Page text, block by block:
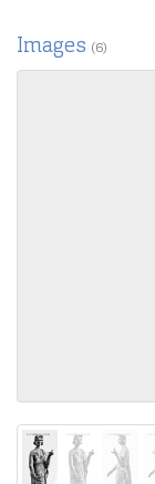
Images (6)